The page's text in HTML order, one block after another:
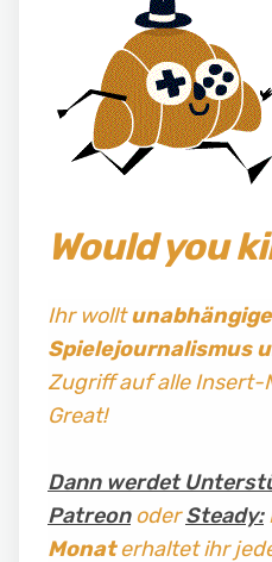
Would you
Ihr wollt
Spielejournalismus
Zugriff auf alle Insert-
Great!
Dann werdet
PatreonoderSteady:
Monaterhaltet ihr